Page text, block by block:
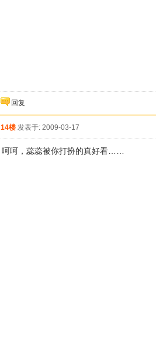
回复
14楼 发表于: 2009-03-17
呵呵，蕊蕊被你打扮的真好看……